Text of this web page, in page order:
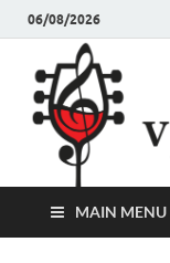
06/08/2026
MAIN MENU